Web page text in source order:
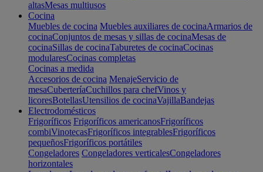
altasMesas multiusos
Cocina
Muebles de cocina Muebles auxiliares de cocinaArmarios de
cocinaConjuntos de mesas y sillas de cocinaMesas de
cocinaSillas de cocinaTaburetes de cocinaCocinas
modularesCocinas completas
Cocinas a medida
Accesorios de cocina MenajeServicio de
mesaCuberteríaCuchillos para chefVinos y
licoresBotellasUtensilios de cocinaVajillaBandejas
Electrodomésticos
Frigoríficos Frigoríficos americanosFrigoríficos
combiVinotecasFrigoríficos integrablesFrigoríficos
pequeñosFrigoríficos portátiles
Congeladores Congeladores verticalesCongeladores
horizontales